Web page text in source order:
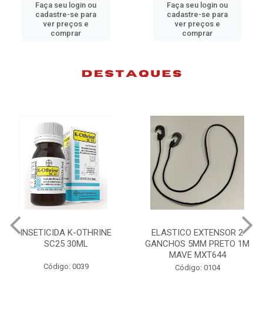
Faça seu login ou
cadastre-se para
ver preços e
comprar
Faça seu login ou
cadastre-se para
ver preços e
comprar
INSETICIDA K-OTHRINE
SC25 30ML
Código: 0039
ELASTICO EXTENSOR 2
GANCHOS 5MM PRETO 1M
MAVE MXT644
Código: 0104